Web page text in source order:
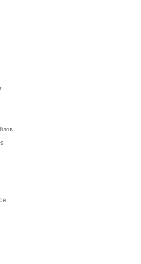
ВАШУ ПРОБЛЕМУ?
чтобы мы могли стать лучше!